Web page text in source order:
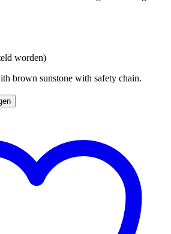
worden)
brown sunstone with safety chain.